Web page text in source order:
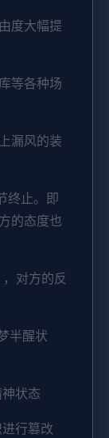
度大幅提
等各种场
漏风的装
终止。即
的态度也
对方的反
半醒状
状态
行篡改